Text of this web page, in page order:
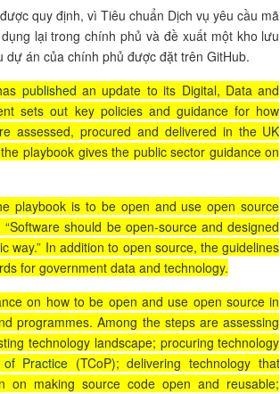
quy định, vì Tiêu chuẩn Dịch vụ yêu cầu mã
lại trong chính phủ và đề xuất một kho lưu
án của chính phủ được đặt trên GitHub.
published an update to its Digital, Data and
sets out key policies and guidance for how
assessed, procured and delivered in the UK
playbook gives the public sector guidance on
playbook is to be open and use open source
should be open-source and designed
way.” In addition to open source, the guidelines
for government data and technology.
on how to be open and use open source in
programmes. Among the steps are assessing
technology landscape; procuring technology
Practice (TCoP); delivering technology that
on making source code open and reusable;